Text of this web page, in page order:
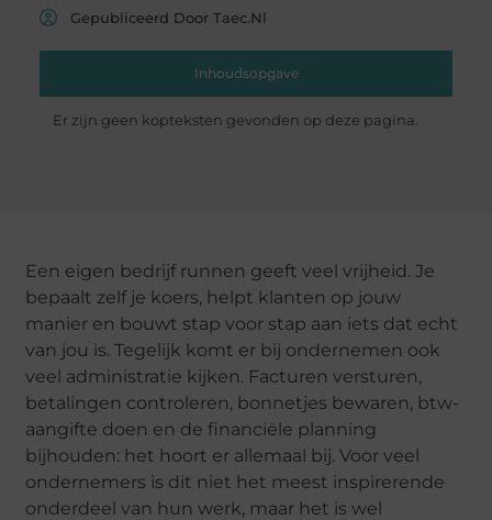
Gepubliceerd Door Taec.nl
Inhoudsopgave
Er zijn geen kopteksten gevonden op deze pagina.
Een eigen bedrijf runnen geeft veel vrijheid. Je
bepaalt zelf je koers, helpt klanten op jouw
manier en bouwt stap voor stap aan iets dat echt
van jou is. Tegelijk komt er bij ondernemen ook
veel administratie kijken. Facturen versturen,
betalingen controleren, bonnetjes bewaren, btw-
aangifte doen en de financiële planning
bijhouden: het hoort er allemaal bij. Voor veel
ondernemers is dit niet het meest inspirerende
onderdeel van hun werk, maar het is wel